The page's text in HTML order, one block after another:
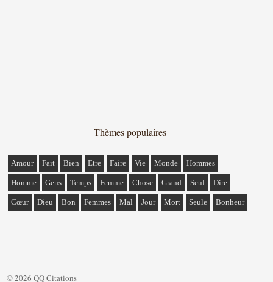
Thèmes populaires
Amour Fait Bien Etre Faire Vie Monde Hommes
Homme Gens Temps Femme Chose Grand Seul Dire
Cœur Dieu Bon Femmes Mal Jour Mort Seule Bonheur
© 2026 QQ Citations